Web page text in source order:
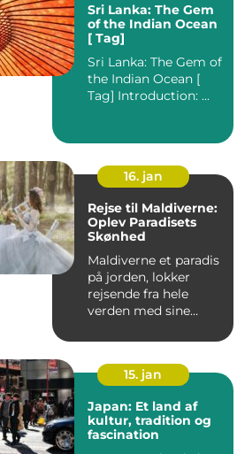
Sri Lanka: The Gem
of the Indian Ocean
[ Tag]
Sri Lanka: The Gem of
the Indian Ocean [
Tag] Introduction: ...
16. jan
Rejse til Maldiverne:
Oplev Paradisets
Skønhed
Maldiverne et paradis
på jorden, lokker
rejsende fra hele
verden med sine
turkis...
15. jan
Japan: Et land af
kultur, tradition og
fascination